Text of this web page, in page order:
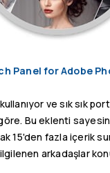
Panel for Adobe
ve sık sık
Bu eklenti
fazla içerik
ilgilenen arkadaşlar